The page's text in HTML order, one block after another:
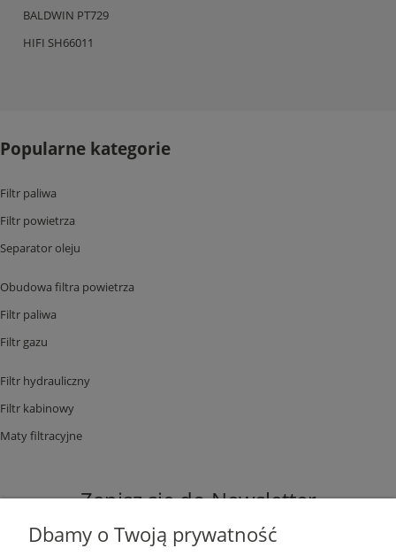
BALDWIN PT729
HIFI SH66011
Popularne kategorie
Filtr paliwa
Filtr powietrza
Separator oleju
Obudowa filtra powietrza
Filtr paliwa
Filtr gazu
Filtr hydrauliczny
Filtr kabinowy
Maty filtracyjne
Zapisz się do Newsletter
Dbamy o Twoją prywatność